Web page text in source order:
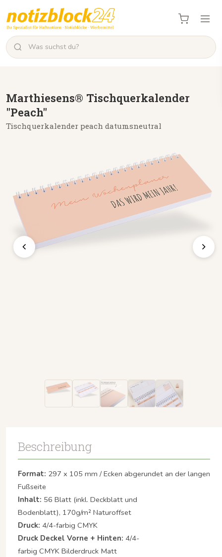
Marthiesens® Tischquerkalender
"Peach"
Tischquerkalender peach datumsneutral
Beschreibung
Format: 297 x 105 mm / Ecken abgerundet an der langen
Fußseite
Inhalt: 56 Blatt (inkl. Deckblatt und
Bodenblatt), 170g/m² Naturoffset
Druck: 4/4-farbig CMYK
Druck Deckel Vorne + Hinten: 4/4-
farbig CMYK Bilderdruck Matt